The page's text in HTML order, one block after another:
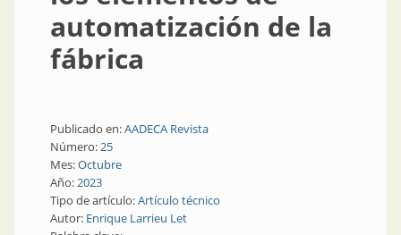
automatización de la
fábrica
Publicado en:AADECA Revista
Número:25
Mes:Octubre
Año:2023
Tipo de artículo:Artículo técnico
Autor: Enrique Larrieu Let